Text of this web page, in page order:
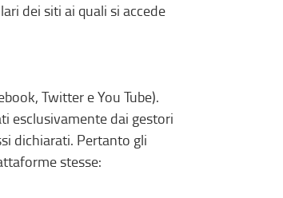
dei siti ai quali si accede
Twitter e You Tube).
esclusivamente dai gestori
dichiarati. Pertanto gli
stesse: